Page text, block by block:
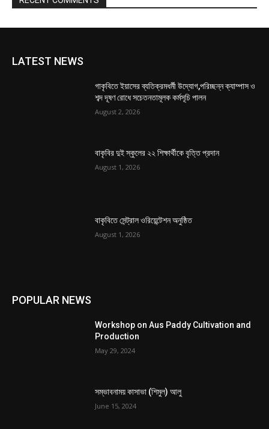
LATEST NEWS
গাকৃবিতে ইয়াসের ব্যতিক্রমধর্মী উদ্যোগ,পরিচ্ছন্ন ক্যাম্পাস ও
শব্দ দূষণ রোধে সচেতনতামূলক কর্মসূচি পালন
August 2, 2026
বাকৃবির দুই স্কুলের ২২ শিক্ষার্থীকে বৃত্তি প্রদান
August 1, 2026
বাকৃবিতে সেন্ট্রাল ওরিয়েন্টেশন অনুষ্ঠিত
August 1, 2026
POPULAR NEWS
Workshop on Aus Paddy Cultivation and
Production
May 29, 2024
সম্ভাবনাময় কাসাভা (শিমুল) আলু
June 15, 2024